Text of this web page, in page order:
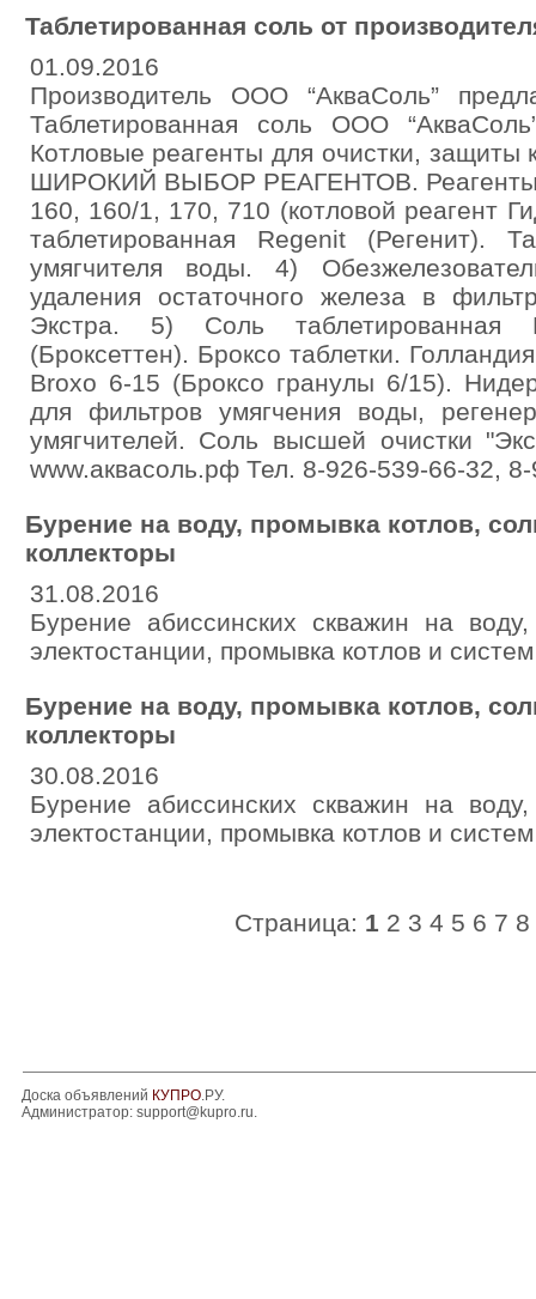
Таблетированная соль от
01.09.2016
Производитель ООО “АкваCоль”
Таблетированная соль ООО
Котловые реагенты для очистки,
ШИРОКИЙ ВЫБОР РЕАГЕНТОВ. Реагенты
160, 160/1, 170, 710 (котловой реагент
таблетированная Regenit (Регенит).
умягчителя воды. 4)
удаления остаточного железа в
Экстра. 5) Соль таблетированная
(Броксеттен). Броксо таблетки.
Broxo 6-15 (Броксо гранулы 6/15).
для фильтров умягчения воды,
умягчителей. Соль высшей очистки
www.аквасоль.рф Тел. 8-926-539-66-32,
Бурение на воду, промывка котлов,
коллекторы
31.08.2016
Бурение абиссинских скважин на
электостанции, промывка котлов и
Бурение на воду, промывка котлов,
коллекторы
30.08.2016
Бурение абиссинских скважин на
электостанции, промывка котлов и
Страница: 1 2 3 4 5 6 7 8
Доска объявлений КУПРО.РУ.
Администратор: support@kupro.ru.